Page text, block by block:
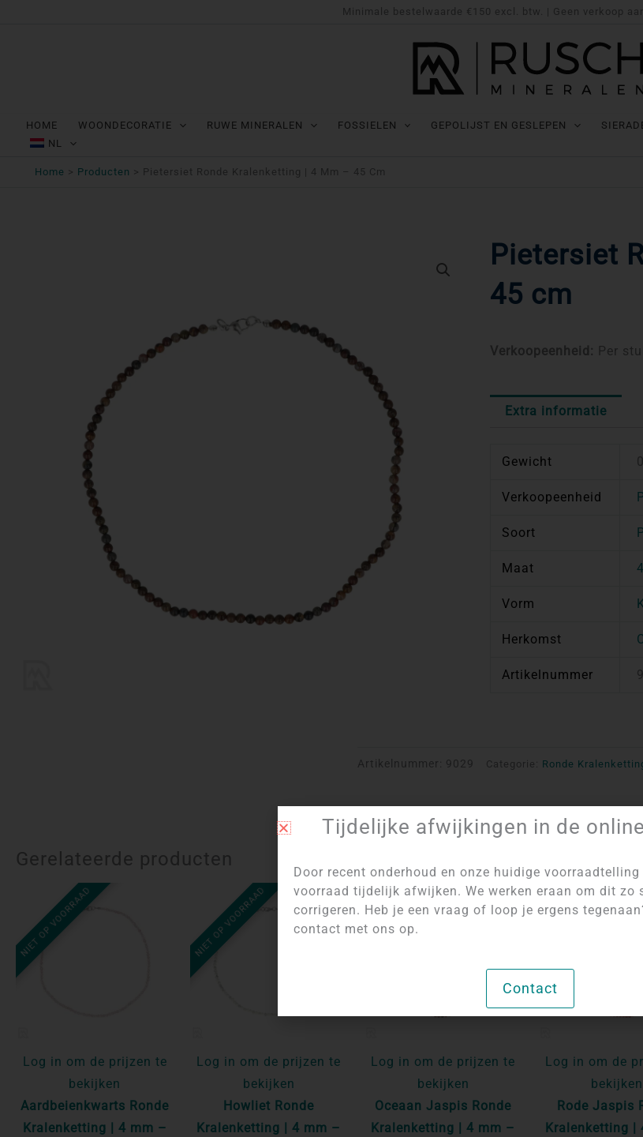
Minimale bestelwaarde €150 excl. btw. | Geen verkoop
HOME WOONDECORATIE RUWE MINERALEN FOSSIELEN GEPOLIJST EN GESLEPEN
NL
Home Producten Pietersiet Ronde Kralenketting | 4 Mm – 45 Cm
Pietersiet
45 cm
Verkoopeenheid: Per
Extra informatie
Gewicht
Verkoopeenheid
Soort
Maat
Vorm
Herkomst
Artikelnummer
Artikelnummer: 9029 Categorie: Ronde
Gerelateerde producten
NIET OP VOORRAAD
Log in om de prijzen te
bekijken
Aardbeienkwarts Ronde
Kralenketting | 4 mm –
NIET OP VOORRAAD
Log in om de prijzen te
bekijken
Howliet Ronde
Kralenketting | 4 mm –
NIET OP VOORRAAD
Log in om de prijzen te
bekijken
Oceaan Jaspis Ronde
Kralenketting | 4 mm –
NIET OP VOORRAAD
Log in om de
bekijken
Rode Jaspis
Kralenketting |
Tijdelijke afwijkingen in de
Door recent onderhoud en onze huidige
voorraad tijdelijk afwijken. We werken eraan om dit zo
corrigeren. Heb je een vraag of loop je ergens
contact met ons op.
Contact